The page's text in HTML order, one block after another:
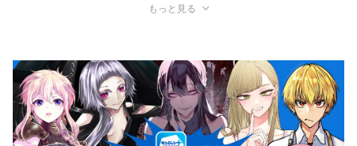
もっと見る